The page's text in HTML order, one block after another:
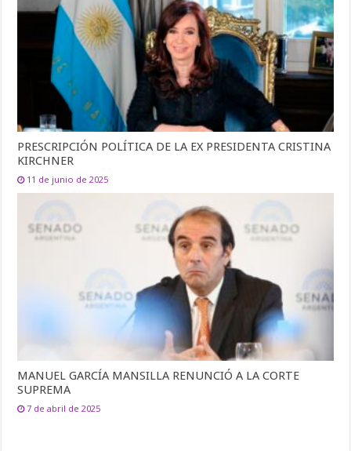
PRESCRIPCIÓN POLÍTICA DE LA EX PRESIDENTA CRISTINA
KIRCHNER
11 de junio de 2025
MANUEL GARCÍA MANSILLA RENUNCIÓ A LA CORTE
SUPREMA
7 de abril de 2025